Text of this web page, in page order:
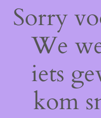
Sorry
We
iets
kom